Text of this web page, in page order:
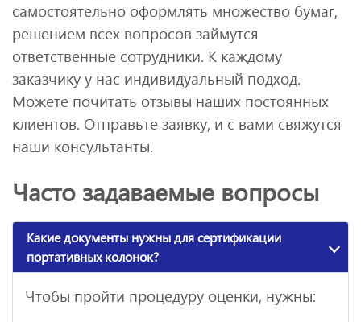
самостоятельно оформлять множество бумаг,
решением всех вопросов займутся
ответственные сотрудники. К каждому
заказчику у нас индивидуальный подход.
Можете почитать отзывы наших постоянных
клиентов. Отправьте заявку, и с вами свяжутся
наши консультанты.
Часто задаваемые вопросы
Какие документы нужны для сертификации
портативных колонок?
Чтобы пройти процедуру оценки, нужны: